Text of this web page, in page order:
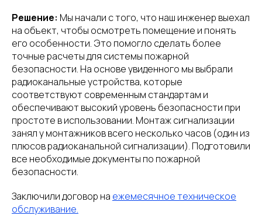
Решение: Мы начали с того, что наш инженер выехал
на объект, чтобы осмотреть помещение и понять
его особенности. Это помогло сделать более
точные расчеты для системы пожарной
безопасности. На основе увиденного мы выбрали
радиоканальные устройства, которые
соответствуют современным стандартам и
обеспечивают высокий уровень безопасности при
простоте в использовании. Монтаж сигнализации
занял у монтажников всего несколько часов (один из
плюсов радиоканальной сигнализации). Подготовили
все необходимые документы по пожарной
безопасности.
Заключили договор на ежемесячное техническое
обслуживание.